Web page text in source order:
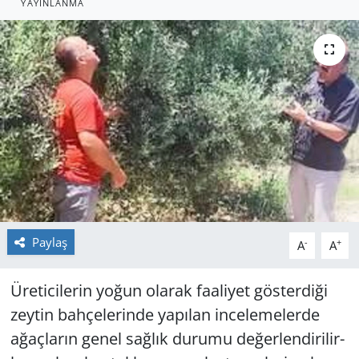
YAYINLANMA
Paylaş A- A+
Üre­ti­ci­le­rin yoğun ola­rak fa­ali­yet gös­ter­di­ği
zey­tin bah­çe­le­rin­de ya­pı­lan in­ce­le­me­ler­de
ağaç­la­rın genel sağ­lık du­ru­mu de­ğer­len­di­ri­lir­
GÜNDEM
HABERDE İNSAN
KÜLTÜR SANAT
MAGAZİN
POLİTİKA
RESMİ İLANLAR
SİYASET